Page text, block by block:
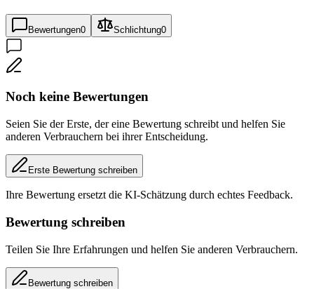
Bewertungen0 Schlichtung0
Noch keine Bewertungen
Seien Sie der Erste, der eine Bewertung schreibt und helfen Sie
anderen Verbrauchern bei ihrer Entscheidung.
Erste Bewertung schreiben
Ihre Bewertung ersetzt die KI-Schätzung durch echtes Feedback.
Bewertung schreiben
Teilen Sie Ihre Erfahrungen und helfen Sie anderen Verbrauchern.
Bewertung schreiben